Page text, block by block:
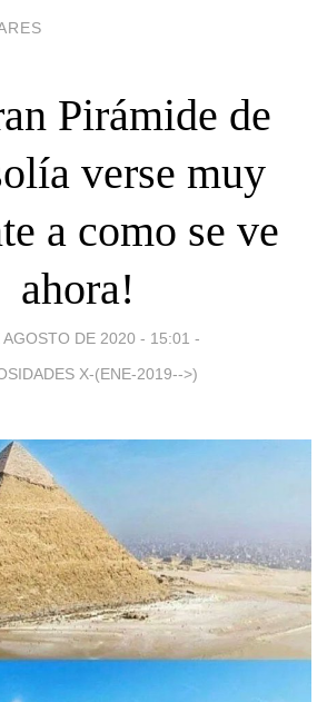
Pirámide de
verse muy
a como se ve
ahora!
AGOSTO DE 2020 - 15:01 -
X-(ENE-2019-->)